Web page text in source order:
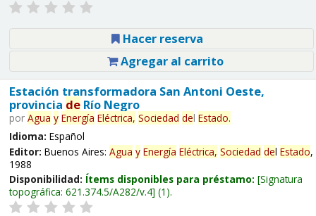
Hacer reserva
Agregar al carrito
Estación transformadora San Antoni Oeste,
provincia deRío Negro
por Agua y Energía Eléctrica, Sociedad del Estado.
Idioma: Español
Editor: Buenos Aires: Agua y Energía Eléctrica, Sociedad del Estado,
1988
Disponibilidad: Ítems disponibles para préstamo: Signatura
topográfica: 621.374.5/A282/v.4 (1).